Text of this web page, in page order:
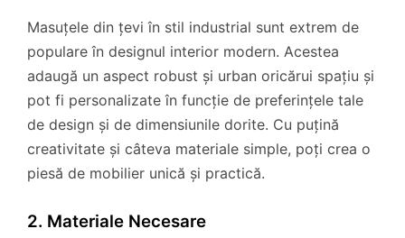
Masuțele din țevi în stil industrial sunt extrem de
populare în designul interior modern. Acestea
adaugă un aspect robust și urban oricărui spațiu și
pot fi personalizate în funcție de preferințele tale
de design și de dimensiunile dorite. Cu puțină
creativitate și câteva materiale simple, poți crea o
piesă de mobilier unică și practică.
2. Materiale Necesare